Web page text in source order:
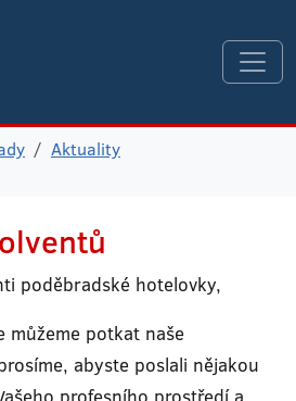
Aktuality
poděbradské hotelovky,
můžeme potkat naše
abyste poslali nějakou